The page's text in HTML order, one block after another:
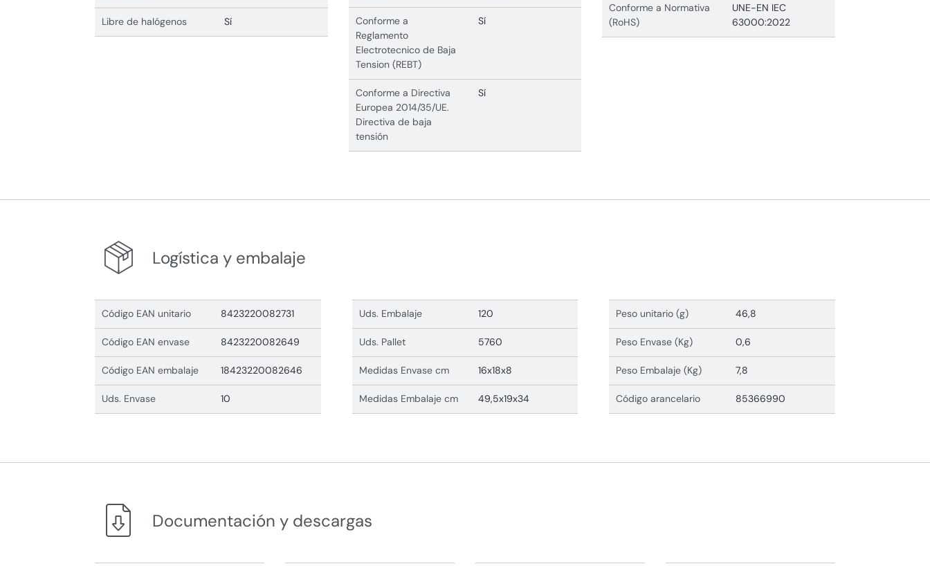
Libre de halógenos Sí
Conforme a
Reglamento
Electrotecnico de Baja
Tension (REBT)
Sí
Conforme a Directiva
Europea 2014/35/UE.
Directiva de baja
tensión
Sí
Conforme a Normativa
(RoHS)
UNE-EN IEC
63000:2022
Logística y embalaje
Código EAN unitario 8423220082731
Código EAN envase 8423220082649
Código EAN embalaje 18423220082646
Uds. Envase 10
Uds. Embalaje 120
Uds. Pallet 5760
Medidas Envase cm 16x18x8
Medidas Embalaje cm 49,5x19x34
Peso unitario (g) 46,8
Peso Envase (Kg) 0,6
Peso Embalaje (Kg) 7,8
Código arancelario 85366990
Documentación y descargas